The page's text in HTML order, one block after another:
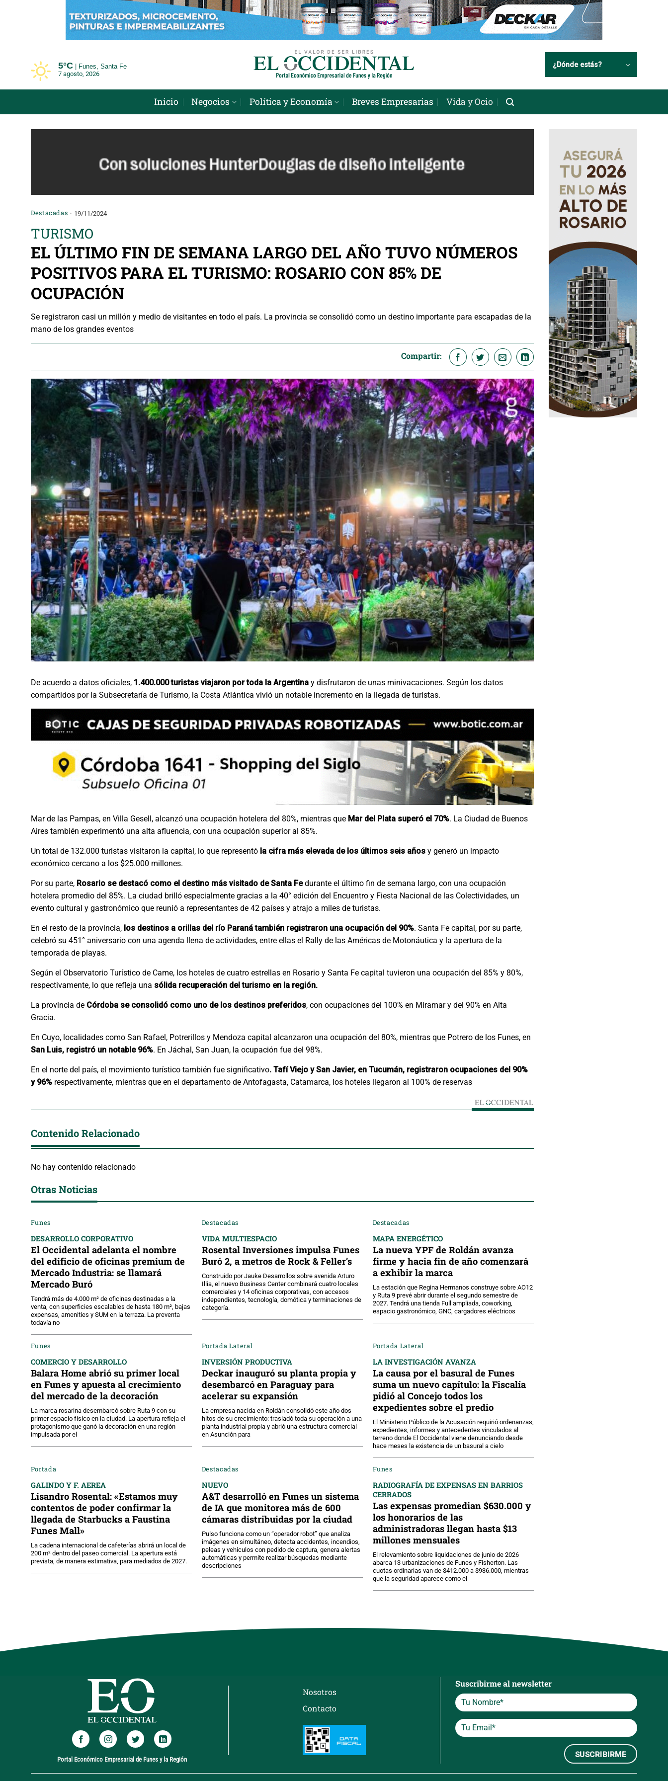
5°C
Funes, Santa Fe
7 agosto, 2026
¿Dónde estás?
Inicio Negocios Política y Economía Breves Empresarias Vida y Ocio
Destacadas 19/11/2024
TURISMO
EL ÚLTIMO FIN DE SEMANA LARGO DEL AÑO TUVO NÚMEROS
POSITIVOS PARA EL TURISMO: ROSARIO CON 85% DE
OCUPACIÓN
Se registraron casi un millón y medio de visitantes en todo el país. La provincia se consolidó como un destino importante para escapadas de la
mano de los grandes eventos
Compartir:
De acuerdo a datos oficiales, 1.400.000 turistas viajaron por toda la Argentina y disfrutaron de unas minivacaciones. Según los datos
compartidos por la Subsecretaría de Turismo, la Costa Atlántica vivió un notable incremento en la llegada de turistas.
Mar de las Pampas, en Villa Gesell, alcanzó una ocupación hotelera del 80%, mientras que Mar del Plata superó el 70%. La Ciudad de Buenos
Aires también experimentó una alta afluencia, con una ocupación superior al 85%.
Un total de 132.000 turistas visitaron la capital, lo que representó la cifra más elevada de los últimos seis años y generó un impacto
económico cercano a los $25.000 millones.
Por su parte, Rosario se destacó como el destino más visitado de Santa Fedurante el último fin de semana largo, con una ocupación
hotelera promedio del 85%. La ciudad brilló especialmente gracias a la 40° edición del Encuentro y Fiesta Nacional de las Colectividades, un
evento cultural y gastronómico que reunió a representantes de 42 países y atrajo a miles de turistas.
En el resto de la provincia, los destinos a orillas del río Paraná también registraron una ocupación del 90%. Santa Fe capital, por su parte,
celebró su 451° aniversario con una agenda llena de actividades, entre ellas el Rally de las Américas de Motonáutica y la apertura de la
temporada de playas.
Según el Observatorio Turístico de Came, los hoteles de cuatro estrellas en Rosario y Santa Fe capital tuvieron una ocupación del 85% y 80%,
respectivamente, lo que refleja una sólida recuperación del turismo en la región.
La provincia de Córdoba se consolidó como uno de los destinos preferidos, con ocupaciones del 100% en Miramar y del 90% en Alta
Gracia.
En Cuyo, localidades como San Rafael, Potrerillos y Mendoza capital alcanzaron una ocupación del 80%, mientras que Potrero de los Funes, en
San Luis, registró un notable 96%. En Jáchal, San Juan, la ocupación fue del 98%.
En el norte del país, el movimiento turístico también fue significativo. Tafí Viejo y San Javier, en Tucumán, registraron ocupaciones del 90%
y 96% respectivamente, mientras que en el departamento de Antofagasta, Catamarca, los hoteles llegaron al 100% de reservas
Contenido Relacionado
No hay contenido relacionado
Otras Noticias
Funes
DESARROLLO CORPORATIVO
El Occidental adelanta el nombre
del edificio de oficinas premium de
Mercado Industria: se llamará
Mercado Buró
Tendrá más de 4.000 m² de oficinas destinadas a la
venta, con superficies escalables de hasta 180 m², bajas
expensas, amenities y SUM en la terraza. La preventa
todavía no
Destacadas
VIDA MULTIESPACIO
Rosental Inversiones impulsa Funes
Buró 2, a metros de Rock & Feller’s
Construido por Jauke Desarrollos sobre avenida Arturo
Illia, el nuevo Business Center combinará cuatro locales
comerciales y 14 oficinas corporativas, con accesos
independientes, tecnología, domótica y terminaciones de
categoría.
Destacadas
MAPA ENERGÉTICO
La nueva YPF de Roldán avanza
firme y hacia fin de año comenzará
a exhibir la marca
La estación que Regina Hermanos construye sobre AO12
y Ruta 9 prevé abrir durante el segundo semestre de
2027. Tendrá una tienda Full ampliada, coworking,
espacio gastronómico, GNC, cargadores eléctricos
Funes
COMERCIO Y DESARROLLO
Balara Home abrió su primer local
en Funes y apuesta al crecimiento
del mercado de la decoración
La marca rosarina desembarcó sobre Ruta 9 con su
primer espacio físico en la ciudad. La apertura refleja el
protagonismo que ganó la decoración en una región
impulsada por el
Portada Lateral
INVERSIÓN PRODUCTIVA
Deckar inauguró su planta propia y
desembarcó en Paraguay para
acelerar su expansión
La empresa nacida en Roldán consolidó este año dos
hitos de su crecimiento: trasladó toda su operación a una
planta industrial propia y abrió una estructura comercial
en Asunción para
Portada Lateral
LA INVESTIGACIÓN AVANZA
La causa por el basural de Funes
suma un nuevo capítulo: la Fiscalía
pidió al Concejo todos los
expedientes sobre el predio
El Ministerio Público de la Acusación requirió ordenanzas,
expedientes, informes y antecedentes vinculados al
terreno donde El Occidental viene denunciando desde
hace meses la existencia de un basural a cielo
Portada
GALINDO Y F. AEREA
Lisandro Rosental: «Estamos muy
contentos de poder confirmar la
llegada de Starbucks a Faustina
Funes Mall»
La cadena internacional de cafeterías abrirá un local de
200 m² dentro del paseo comercial. La apertura está
prevista, de manera estimativa, para mediados de 2027.
Destacadas
NUEVO
A&T desarrolló en Funes un sistema
de IA que monitorea más de 600
cámaras distribuidas por la ciudad
Pulso funciona como un “operador robot” que analiza
imágenes en simultáneo, detecta accidentes, incendios,
peleas y vehículos con pedido de captura, genera alertas
automáticas y permite realizar búsquedas mediante
descripciones
Funes
RADIOGRAFÍA DE EXPENSAS EN BARRIOS
CERRADOS
Las expensas promedian $630.000 y
los honorarios de las
administradoras llegan hasta $13
millones mensuales
El relevamiento sobre liquidaciones de junio de 2026
abarca 13 urbanizaciones de Funes y Fisherton. Las
cuotas ordinarias van de $412.000 a $936.000, mientras
que la seguridad aparece como el
Portal Económico Empresarial de Funes y la Región
Nosotros
Contacto
Suscribirme al newsletter